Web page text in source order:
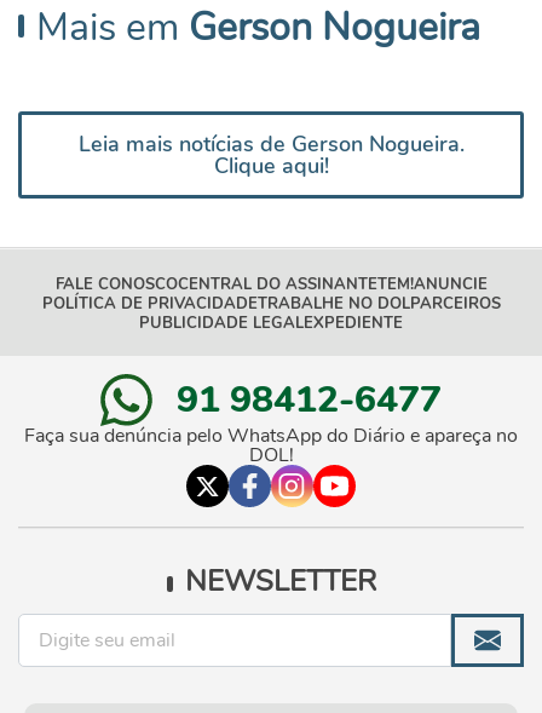
Mais em Gerson Nogueira
Leia mais notícias de Gerson Nogueira.
Clique aqui!
FALE CONOSCOCENTRAL DO ASSINANTETEM!ANUNCIE
POLÍTICA DE PRIVACIDADETRABALHE NO DOLPARCEIROS
PUBLICIDADE LEGALEXPEDIENTE
91 98412-6477
Faça sua denúncia pelo WhatsApp do Diário e apareça no
DOL!
NEWSLETTER